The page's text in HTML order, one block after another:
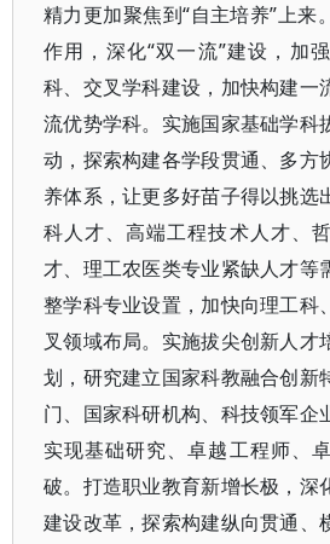
精力更加聚焦到“自主培养”上来
作用，深化“双一流”建设，加
科、交叉学科建设，加快构建一
流优势学科。实施国家基础学科
动，探索构建各学段贯通、多方
养体系，让更多好苗子得以挑选
科人才、高端工程技术人才、
才、理工农医类专业紧缺人才等
整学科专业设置，加快向理工科
叉领域布局。实施拔尖创新人才
划，研究建立国家科教融合创新
门、国家科研机构、科技领军企
实现基础研究、卓越工程师、
破。打造职业教育新增长极，深
建设改革，探索构建纵向贯通、